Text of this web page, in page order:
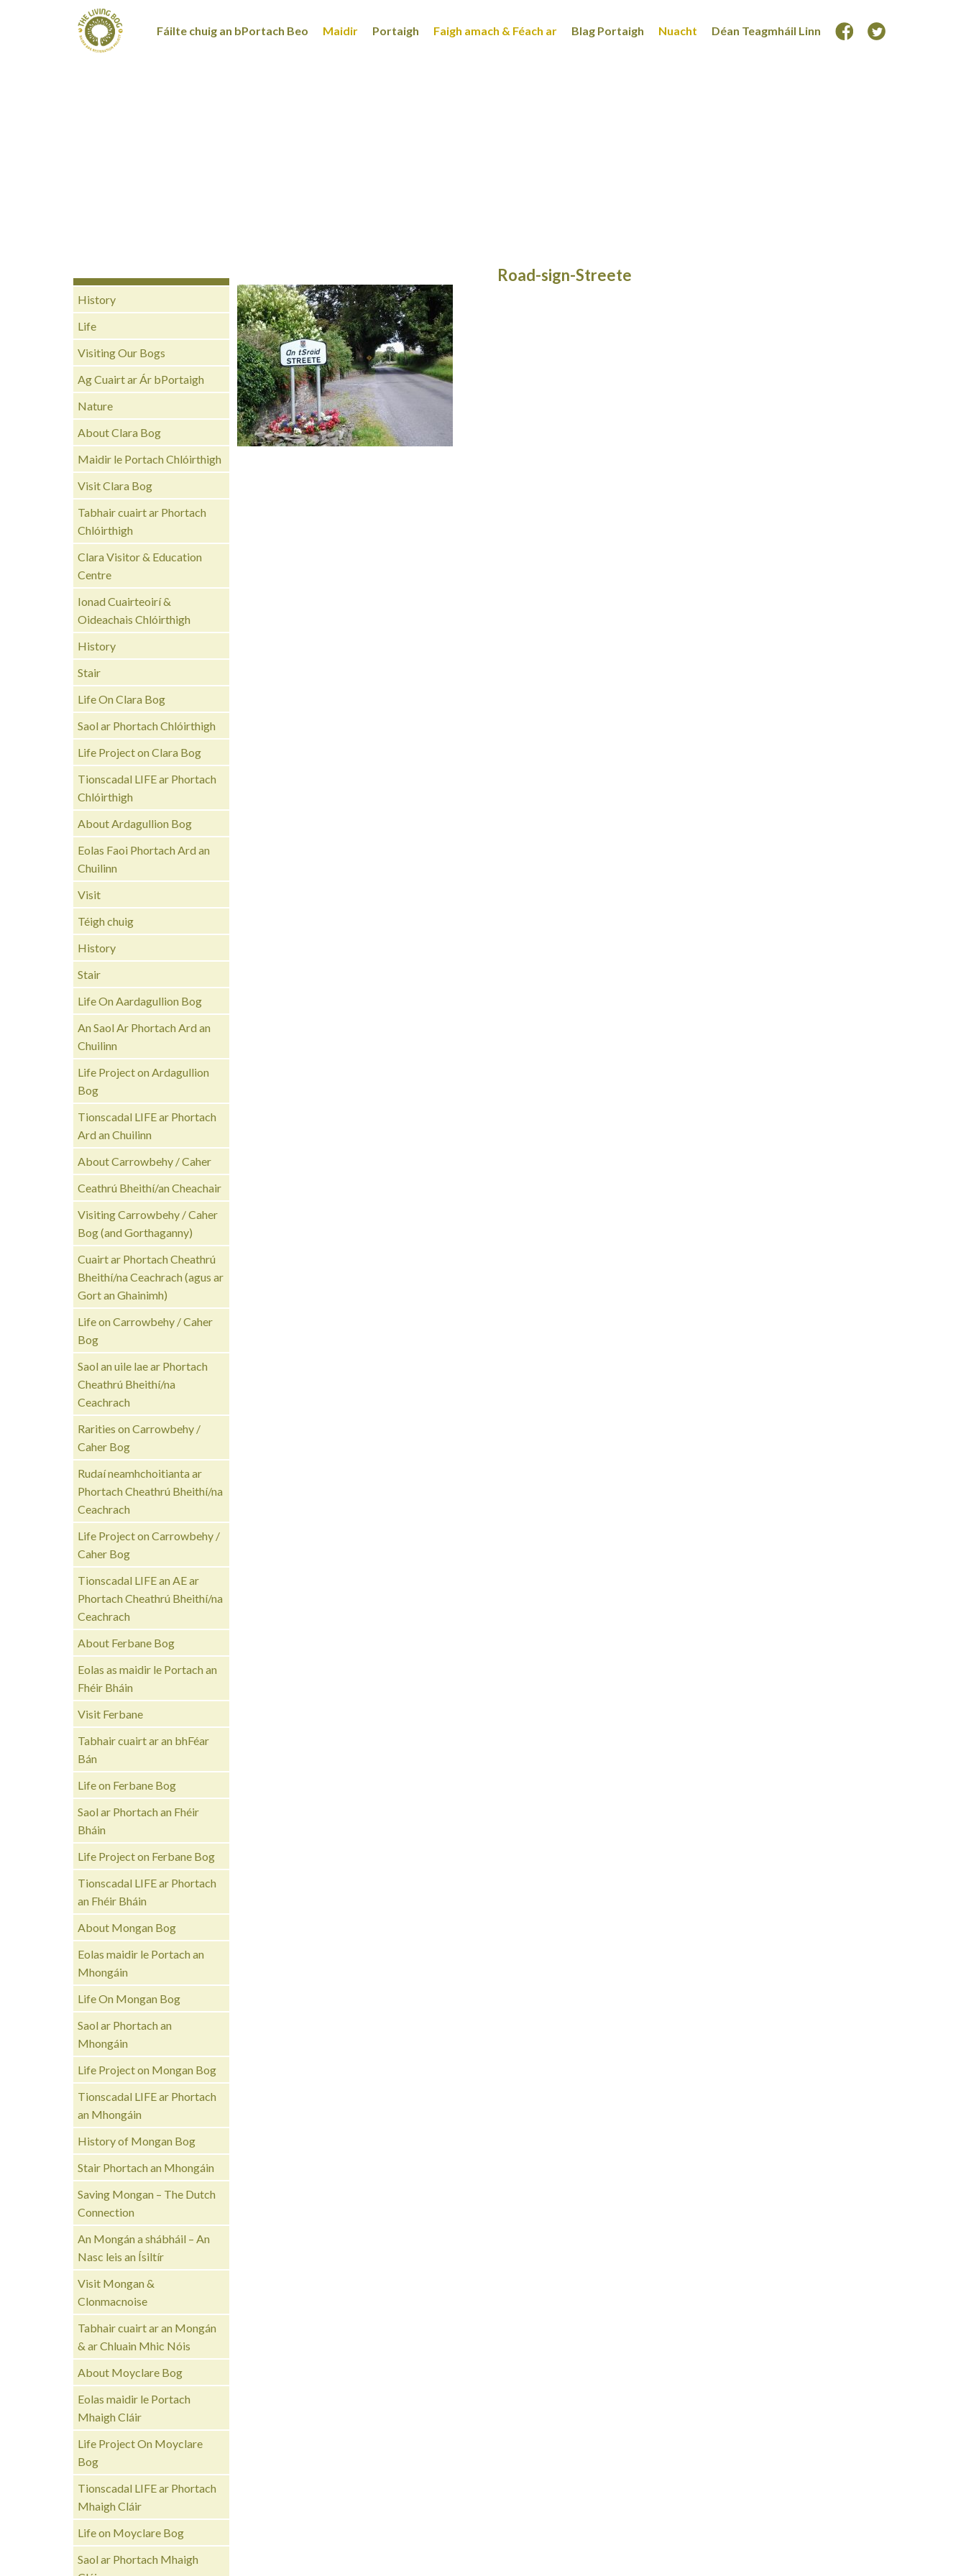
Fáilte chuig an bPortach Beo Maidir Portaigh Faigh amach & Féach ar Blag Portaigh Nuacht Déan Teagmháil Linn
History
Life
Visiting Our Bogs
Ag Cuairt ar Ár bPortaigh
Nature
About Clara Bog
Maidir le Portach Chlóirthigh
Visit Clara Bog
Tabhair cuairt ar Phortach
Chlóirthigh
Clara Visitor & Education
Centre
Ionad Cuairteoirí &
Oideachais Chlóirthigh
History
Stair
Life On Clara Bog
Saol ar Phortach Chlóirthigh
Life Project on Clara Bog
Tionscadal LIFE ar Phortach
Chlóirthigh
About Ardagullion Bog
Eolas Faoi Phortach Ard an
Chuilinn
Visit
Téigh chuig
History
Stair
Life On Aardagullion Bog
An Saol Ar Phortach Ard an
Chuilinn
Life Project on Ardagullion
Bog
Tionscadal LIFE ar Phortach
Ard an Chuilinn
About Carrowbehy / Caher
Ceathrú Bheithí/an Cheachair
Visiting Carrowbehy / Caher
Bog (and Gorthaganny)
Cuairt ar Phortach Cheathrú
Bheithí/na Ceachrach (agus ar
Gort an Ghainimh)
Life on Carrowbehy / Caher
Bog
Saol an uile lae ar Phortach
Cheathrú Bheithí/na
Ceachrach
Rarities on Carrowbehy /
Caher Bog
Rudaí neamhchoitianta ar
Phortach Cheathrú Bheithí/na
Ceachrach
Life Project on Carrowbehy /
Caher Bog
Tionscadal LIFE an AE ar
Phortach Cheathrú Bheithí/na
Ceachrach
About Ferbane Bog
Eolas as maidir le Portach an
Fhéir Bháin
Visit Ferbane
Tabhair cuairt ar an bhFéar
Bán
Life on Ferbane Bog
Saol ar Phortach an Fhéir
Bháin
Life Project on Ferbane Bog
Tionscadal LIFE ar Phortach
an Fhéir Bháin
About Mongan Bog
Eolas maidir le Portach an
Mhongáin
Life On Mongan Bog
Saol ar Phortach an
Mhongáin
Life Project on Mongan Bog
Tionscadal LIFE ar Phortach
an Mhongáin
History of Mongan Bog
Stair Phortach an Mhongáin
Saving Mongan – The Dutch
Connection
An Mongán a shábháil – An
Nasc leis an Ísiltír
Visit Mongan &
Clonmacnoise
Tabhair cuairt ar an Mongán
& ar Chluain Mhic Nóis
About Moyclare Bog
Eolas maidir le Portach
Mhaigh Cláir
Life Project On Moyclare
Bog
Tionscadal LIFE ar Phortach
Mhaigh Cláir
Life on Moyclare Bog
Saol ar Phortach Mhaigh
Road-sign-Streete